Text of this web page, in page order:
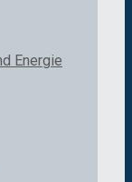
Energie